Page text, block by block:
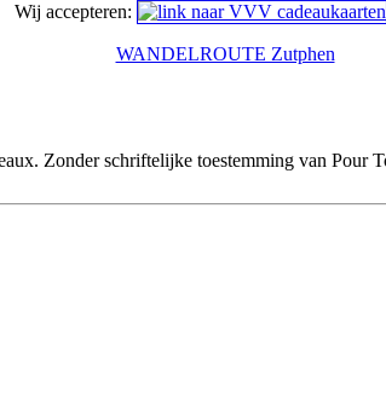
Wij accepteren:
WANDELROUTE Zutphen
Zonder schriftelijke toestemming van Pour